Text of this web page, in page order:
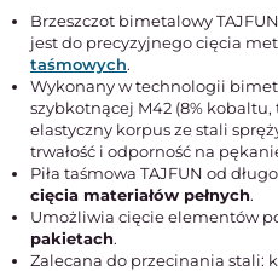
Brzeszczot bimetalowy
jest do precyzyjnego cięcia
taśmowych.
Wykonany w technologii
szybkotnącej M42 (8% kobaltu,
elastyczny korpus ze stali
trwałość i odporność na
Piła taśmowa TAJFUN od
cięcia materiałów pełnych.
Umożliwia cięcie elementów
pakietach.
Zalecana do przecinania stali: